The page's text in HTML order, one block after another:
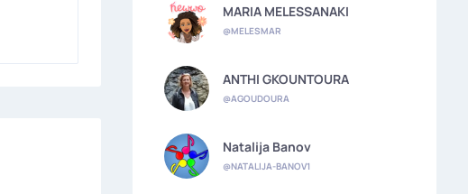
MARIA MELESSANAKI
@MELESMAR
ANTHI GKOUNTOURA
@AGOUDOURA
Natalija Banov
@NATALIJA-BANOV1